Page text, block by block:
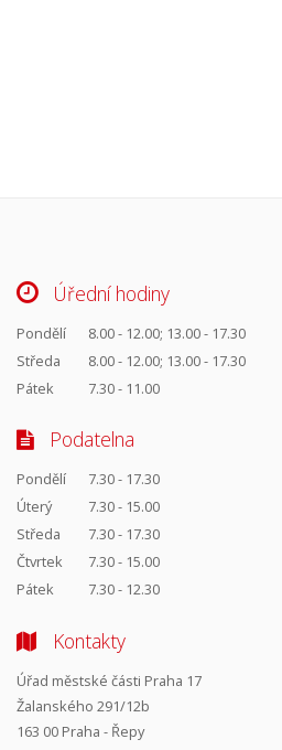
Úřední hodiny
Pondělí
8.00 - 12.00; 13.00 - 17.30
Středa
8.00 - 12.00; 13.00 - 17.30
Pátek
7.30 - 11.00
Podatelna
Pondělí
7.30 - 17.30
Úterý
7.30 - 15.00
Středa
7.30 - 17.30
Čtvrtek
7.30 - 15.00
Pátek
7.30 - 12.30
Kontakty
Úřad městské části Praha 17
Žalanského 291/12b
163 00 Praha - Řepy